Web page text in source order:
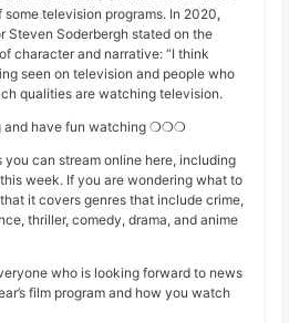
television programs. In 2020,
Steven Soderbergh stated on the
character and narrative: “I think
seen on television and people who
qualities are watching television.
and have fun watching ❍❍❍
you can stream online here, including
week. If you are wondering what to
it covers genres that include crime,
thriller, comedy, drama, and anime
who is looking forward to news
film program and how you watch